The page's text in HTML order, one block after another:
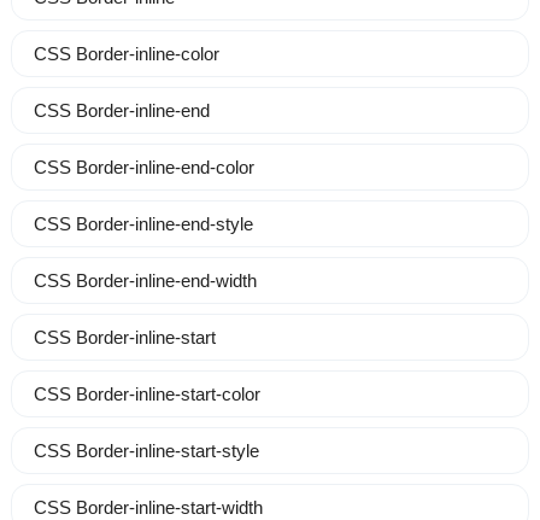
CSS Border-inline-color
CSS Border-inline-end
CSS Border-inline-end-color
CSS Border-inline-end-style
CSS Border-inline-end-width
CSS Border-inline-start
CSS Border-inline-start-color
CSS Border-inline-start-style
CSS Border-inline-start-width